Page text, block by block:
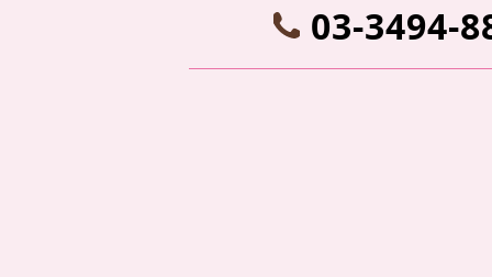
03-3494-